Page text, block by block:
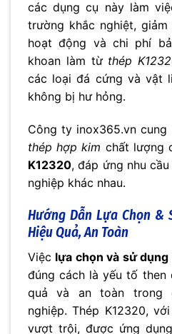
các dụng cụ này làm
trường khắc nghiệt,
hoạt động và chi phí
khoan làm từ thép
các loại đá cứng và vật
không bị hư hỏng.
Công ty inox365.vn
thép hợp kim chất lượng
K12320, đáp ứng nhu
nghiệp khác nhau.
Hướng Dẫn Lựa Chọn &
Hiệu Quả, An Toàn
Việc lựa chọn và sử
đúng cách là yếu tố then
quả và an toàn trong
nghiệp. Thép K12320,
vượt trội, được ứng